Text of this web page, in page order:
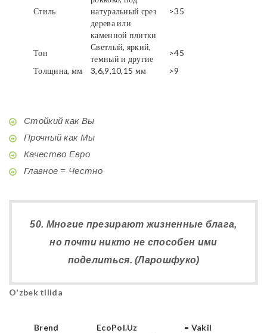
Стиль
натуральный срез
дерева или
каменной плитки
>35
Тон
Светлый, яркий,
темный и другие
>45
Толщина, мм
3,6,9,10,15 мм >9
Стойкий как Вы
Прочный как Мы
Качество Евро
Главное = Честно
50. Многие презирают жизненные блага,
но почти никто не способен ими
поделиться. (Ларошфуко)
O'zbek tilida
Brend EcoPol.Uz = Vakil